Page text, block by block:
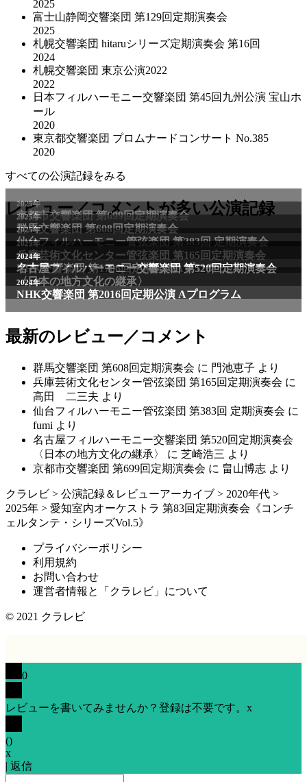
2025
富士山静岡交響楽団 第129回定期演奏会
2025
札幌交響楽団 hitaruシリーズ定期演奏会 第16回
2024
札幌交響楽団 東京公演2022
2022
日本フィルハーモニー交響楽団 第45回九州公演 宝山ホ
ール
2020
東京都交響楽団 プロムナードコンサート No.385
2020
すべての公演記録をみる
レビュー／コメントが多い公演記録
2025年
京都市交響楽団 第699回定期演奏会
2025年
群馬交響楽団 第608回定期演奏会
2025年
仙台フィルハーモニー管弦楽団 第383回 定期演奏会
2025年
兵庫芸術文化センター管弦楽団 第165回定期演奏会
2011年
NHK交響楽団 第1706回定期公演Aプログラム
2024年
名古屋フィルハーモニー交響楽団 第520回定期演奏会
〈日本の地方文化の継承〉
2024年
NHK交響楽団 第2016回定期公演 Aプログラム
最新のレビュー／コメント
群馬交響楽団 第608回定期演奏会 に 門池恵子 より
兵庫芸術文化センター管弦楽団 第165回定期演奏会 に
高田 二三夫 より
仙台フィルハーモニー管弦楽団 第383回 定期演奏会 に
fumi より
名古屋フィルハーモニー交響楽団 第520回定期演奏会
〈日本の地方文化の継承〉
に 芝崎浩三 より
京都市交響楽団 第699回定期演奏会 に 畠山博志 より
クラレビ > 公演記録＆レビューアーカイブ > 2020年代 >
2025年 > 愛知室内オーケストラ 第83回定期演奏会《コンチ
ェルタンテ・シリーズVol.5》
プライバシーポリシー
利用規約
お問い合わせ
運営者情報と「クラレビ」について
© 2021 クラレビ
0
レビューを書いてみませんか？登録は不要です。 x
()
x
| 返信